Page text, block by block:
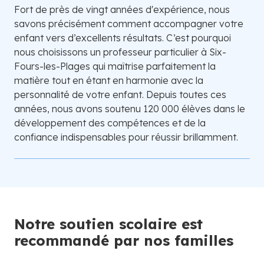
Fort de près de vingt années d'expérience, nous
savons précisément comment accompagner votre
enfant vers d’excellents résultats. C’est pourquoi
nous choisissons un professeur particulier à Six-
Fours-les-Plages qui maîtrise parfaitement la
matière tout en étant en harmonie avec la
personnalité de votre enfant. Depuis toutes ces
années, nous avons soutenu 120 000 élèves dans le
développement des compétences et de la
confiance indispensables pour réussir brillamment.
Notre soutien scolaire est
recommandé par nos familles